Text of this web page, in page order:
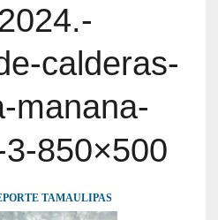
calderas-
manana-
850×500
TAMAULIPAS